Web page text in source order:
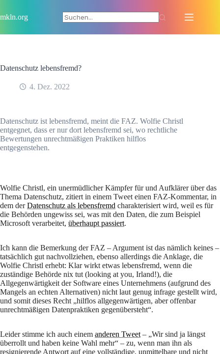
Inhalt
springen
mkln.org
Datenschutz lebensfremd?
4. Dez. 2022
Datenschutz ist lebensfremd, meint die FAZ. Wolfie Christl
entgegnet, dass er nur dort lebensfremd sei, wo rechtliche
Bewertungen unrechtmäßigen Praktiken hilflos
entgegenstehen.
Wolfie Christl, ein unermüdlicher Kämpfer für und Aufklärer über das
Thema Datenschutz, zitiert in einem Tweet einen FAZ-Kommentar, in
dem derDatenschutz als lebensfremd charakterisiert wird, weil es für
die Behörden ungewiss sei, was mit den Daten, die zum Beispiel
Microsoft verarbeitet, überhaupt passiert.
Ich kann die Bemerkung der FAZ – Argument ist das nämlich keines –
tatsächlich gut nachvollziehen, ebenso allerdings die Anklage, die
Wolfie Christl erhebt: Klar wirkt etwas lebensfremd, wenn die
zuständige Behörde nix tut (looking at you, Irland!), die
Allgegenwärtigkeit der Software eines Unternehmens (aufgrund des
Mangels an echten Alternativen) nicht laut genug infrage gestellt wird,
und somit dieses Recht „hilflos allgegenwärtigen, aber offenbar
unrechtmäßigen Datenpraktiken gegenübersteht“.
Leider stimme ich auch einem anderen Tweet – „Wir sind ja längst
überrollt und haben keine Wahl mehr“ – zu, wenn man ihn als
resignierende Antwort auf eine vollständige, unmittelbare und nicht